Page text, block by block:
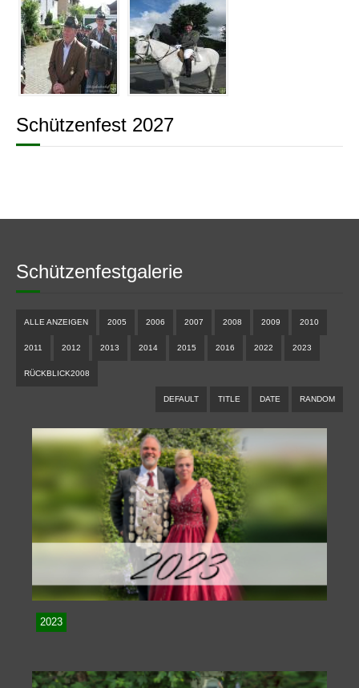
Schützenfest 2027
Schützenfestgalerie
ALLE ANZEIGEN 2005 2006 2007 2008 2009 2010
2011 2012 2013 2014 2015 2016 2022 2023
RÜCKBLICK2008
DEFAULT TITLE DATE RANDOM
2023